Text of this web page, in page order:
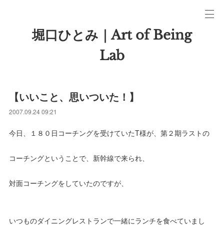
堀口ひとみ｜Art of Being
Lab
【いいこと、思いついた！】
2007.09.24 09:21
今日、１８０日コーチングを受けていたT様が、第２期ラストの
コーチングということで、新幹線で来られ、
対面コーチングをしていたのですが、
いつものダイニングレストランで一緒にランチを食べていまし